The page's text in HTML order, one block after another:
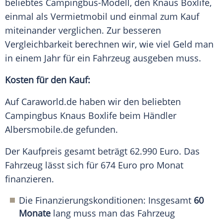
beliebtes Campingbus-Modell, den Knaus Boxlife,
einmal als Vermietmobil und einmal zum Kauf
miteinander verglichen. Zur besseren
Vergleichbarkeit berechnen wir, wie viel Geld man
in einem Jahr für ein Fahrzeug ausgeben muss.
Kosten für den Kauf:
Auf Caraworld.de haben wir den beliebten
Campingbus Knaus Boxlife beim Händler
Albersmobile.de gefunden.
Der Kaufpreis gesamt beträgt 62.990 Euro. Das
Fahrzeug lässt sich für 674 Euro pro Monat
finanzieren.
Die Finanzierungskonditionen: Insgesamt 60
Monate lang muss man das Fahrzeug